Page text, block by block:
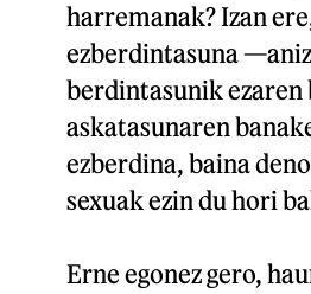
harremanak? Izan
ezberdintasuna
berdintasunik ezaren
askatasunaren
ezberdina, baina
sexuak ezin du hori
Erne egonez gero,